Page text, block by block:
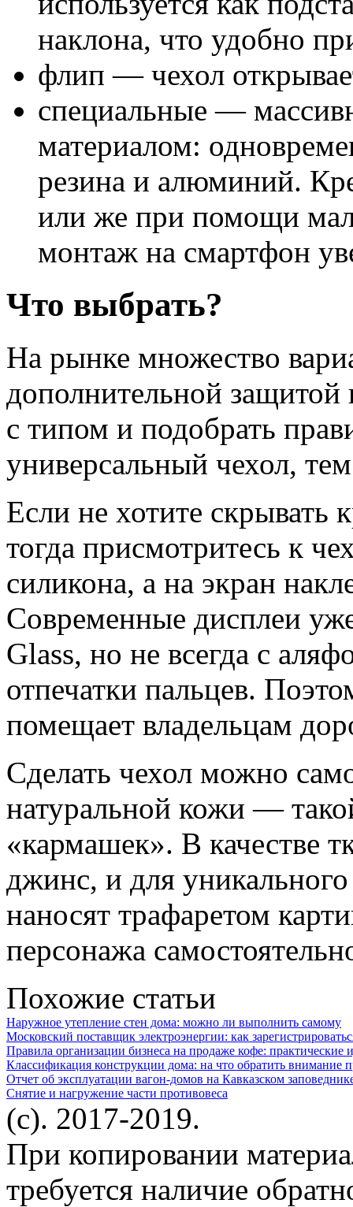
наклона, что удобно
флип — чехол
специальные —
материалом:
резина и алюминий.
или же при помощи
монтаж на смартфон
Что выбрать?
На рынке множество
дополнительной
с типом и подобрать
универсальный чехол,
Если не хотите скрывать
тогда присмотритесь к
силикона, а на экран
Современные дисплеи
Glass, но не всегда с
отпечатки пальцев.
помещает владельцам
Сделать чехол можно
натуральной кожи —
«кармашек». В качестве
джинс, и для
наносят трафаретом
персонажа
Похожие статьи
Наружное утепление стен дома: можно ли выполнить самому
Московский поставщик электроэнергии: как
Правила организации бизнеса на продаже кофе: практические
Классификация конструкции дома: на что обратить внимание
Отчет об эксплуатации вагон-домов на Кавказском
Снятие и нагружение части противовеса
(c). 2017-2019.
При копировании
требуется наличие